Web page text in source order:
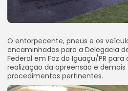
O entorpecente, pneus e os
encaminhados para a Delegacia
Federal em Foz do Iguaçu/PR para
realização da apreensão e demais
procedimentos pertinentes.